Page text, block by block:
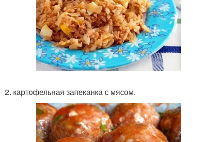
2. картофельная запеканка с мясом.